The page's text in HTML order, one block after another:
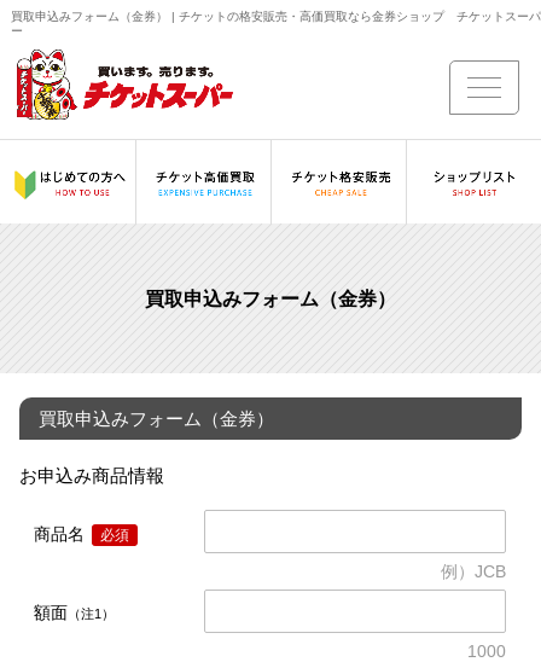
買取申込みフォーム（金券） | チケットの格安販売・高価買取なら金券ショップ チケットスーパ
ー
買取申込みフォーム（金券）
買取申込みフォーム（金券）
お申込み商品情報
商品名 必須
例）JCB
額面 （注1）
1000